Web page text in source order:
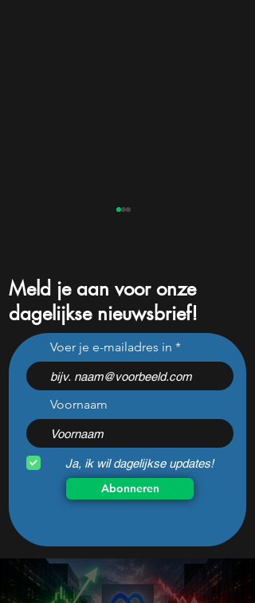
Dit zeldzame beurssignaal
stond sinds 1979 bijna
nooit zo extreem
Meld je aan voor onze
dagelijkse nieuwsbrief!
Voer je e-mailadres in
Voornaam
Ja, ik wil dagelijkse updates!
Abonneren